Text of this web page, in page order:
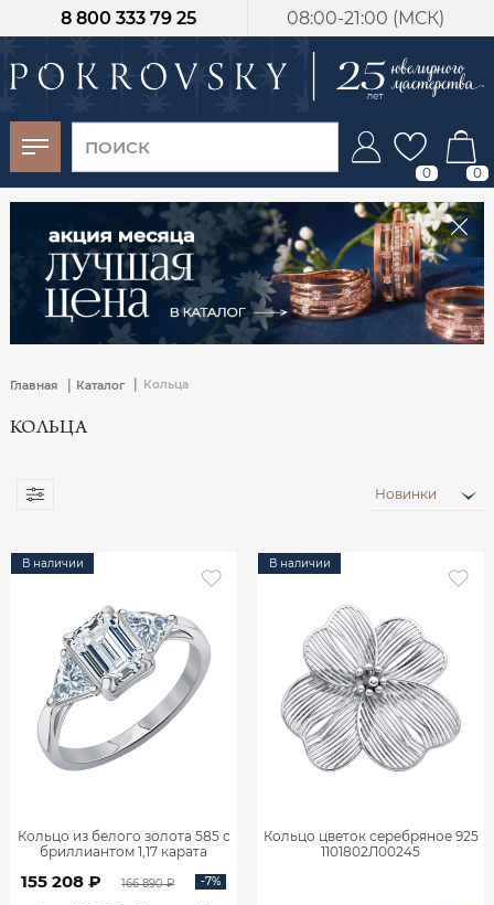
08:00-21:00 (МСК)
8 800 333 79 25
0 0
Главная | Каталог Кольца
КОЛЬЦА
Новинки
В наличии
Кольцо из белого золота 585 с
бриллиантом 1,17 карата
155 208 ₽ 166 890 ₽ -7%
В наличии
Кольцо цветок серебряное 925
1101802Л00245
-30%
от 15 дней с
момента оплаты